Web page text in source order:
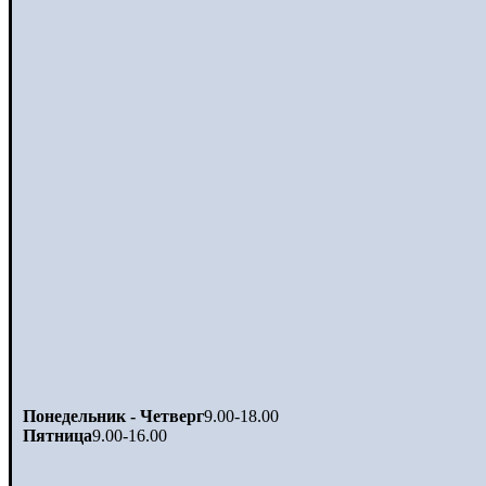
Понедельник - Четверг9.00-18.00
Пятница9.00-16.00